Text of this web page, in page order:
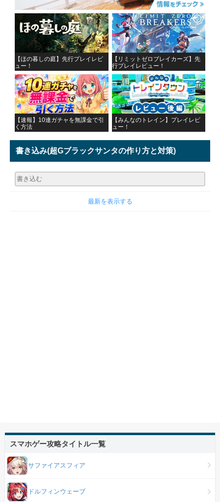
【ほの暮しの庭】先行プレイレビ
ュー！
【リミットゼロブレイカーズ】先
行プレイレビュー！
【速報】10連ガチャを無課金で引
く方法
【みんなのトレイン】プレイレビ
ュー！
書き込み(超Gブラックサンタの作り方と対策)
最新を表示する
スマホゲー攻略タイトル一覧
サファイアスフィア
ドルフィンウェーブ